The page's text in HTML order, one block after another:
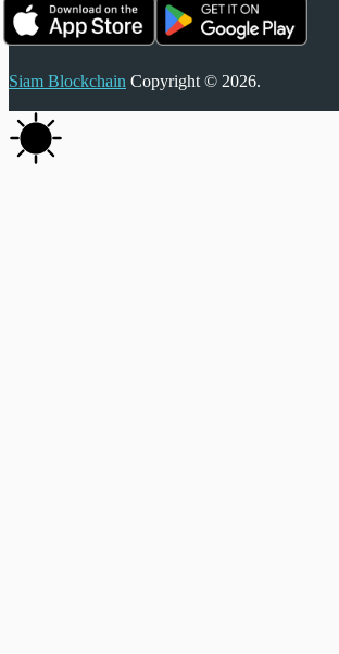
Siam Blockchain Copyright © 2026.